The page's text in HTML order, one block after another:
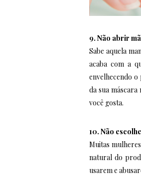
9. Não abrir
Sabe aquela
acaba com a
envelhecendo
da sua
você gosta.
10. Não
Muitas
natural do
usarem e